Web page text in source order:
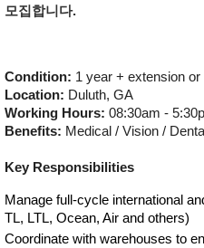
모집합니다.
Condition: 1 year + extension
Location: Duluth, GA
Working Hours: 08:30am -
Benefits: Medical / Vision /
Key Responsibilities
Manage full-cycle international
TL, LTL, Ocean, Air and others)
Coordinate with warehouses to